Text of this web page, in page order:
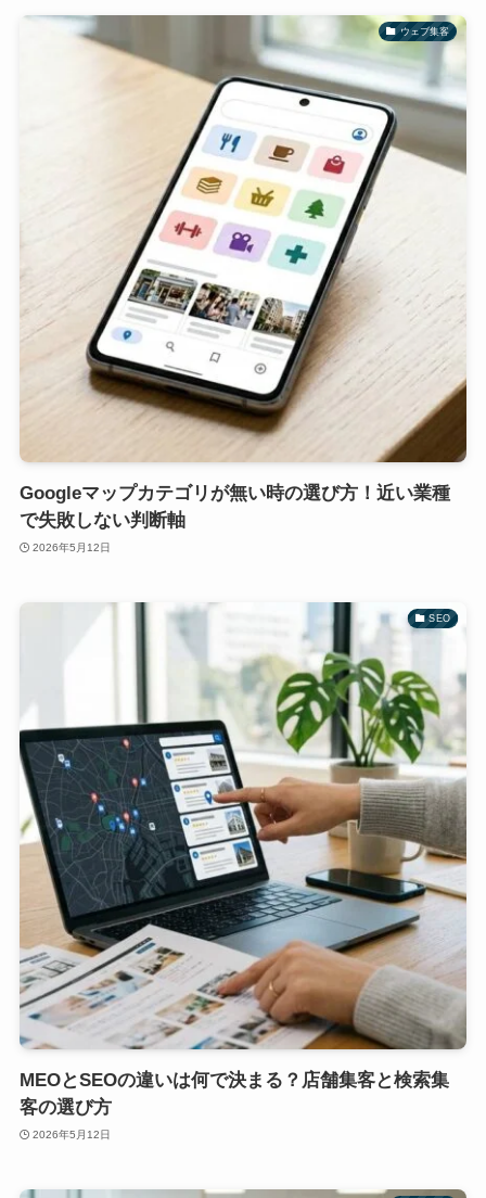
ウェブ集客
Googleマップカテゴリが無い時の選び方！近い業種
で失敗しない判断軸
2026年5月12日
SEO
MEOとSEOの違いは何で決まる？店舗集客と検索集
客の選び方
2026年5月12日